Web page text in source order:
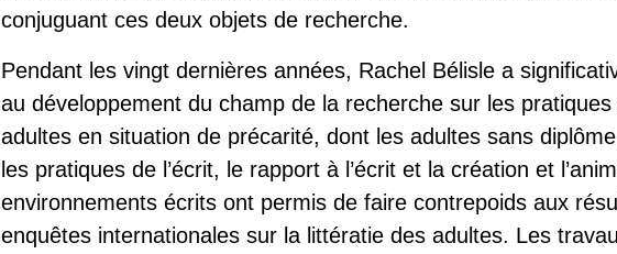
conjuguant ces deux objets de recherche.
Pendant les vingt dernières années, Rachel Bélisle a
au développement du champ de la recherche sur les pratiques
adultes en situation de précarité, dont les adultes sans
les pratiques de l’écrit, le rapport à l’écrit et la création et
environnements écrits ont permis de faire contrepoids aux
enquêtes internationales sur la littératie des adultes. Les